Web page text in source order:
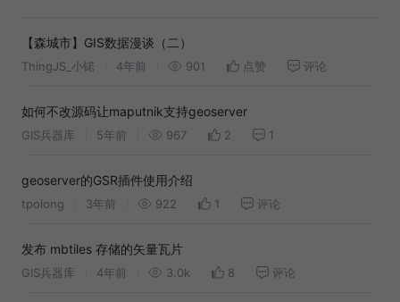
【森城市】GIS数据漫谈（二）
ThingJS_小锘 4年前 901 点赞 评论
如何不改源码让maputnik支持geoserver
GIS兵器库 5年前 967 2 1
geoserver的GSR插件使用介绍
tpolong 3年前 922 1 评论
发布 mbtiles 存储的矢量瓦片
GIS兵器库 4年前 3.0k 8 评论